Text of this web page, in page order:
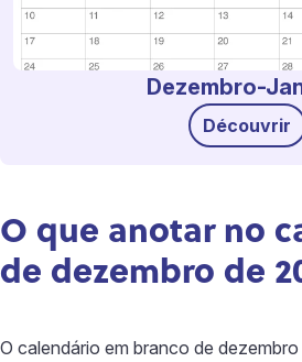
Dezembro-
Découvrir
O que anotar no
de dezembro de
O calendário em branco de